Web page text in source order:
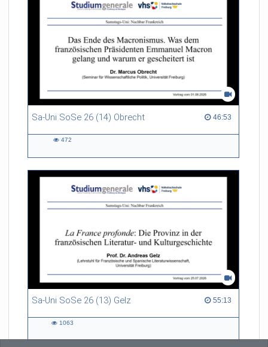
Sa-Uni SoSe 26 (14) Obrecht 46:53
46:53 duration
472
Sa-Uni SoSe 26 (13) Gelz 55:13
55:13 duration
1063